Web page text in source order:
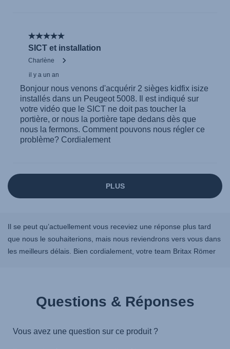
Il se peut qu’actuellement vous receviez une réponse plus tard
que nous le souhaiterions, mais nous reviendrons vers vous dans
les meilleurs délais. Bien cordialement, votre team Britax Römer
Questions & Réponses